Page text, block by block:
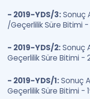
- 2019-YDS/3:Sonuç
/Geçerlilik Süre Bitimi -
- 2019-YDS/2:Sonuç
Geçerlilik Süre Bitimi -
- 2019-YDS/1:Sonuç
Geçerlilik Süre Bitimi -